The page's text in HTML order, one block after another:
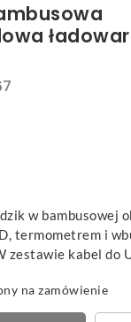
w bambusowej
termometrem i
zestawie kabel do
na zamówienie